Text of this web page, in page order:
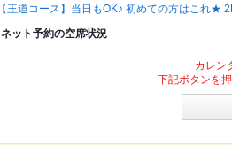
【王道コース】当日もOK♪ 初めての方はこれ★
ネット予約の空席状況
カレン
下記ボタンを